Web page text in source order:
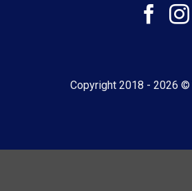
Copyright 2018 - 2026 ©